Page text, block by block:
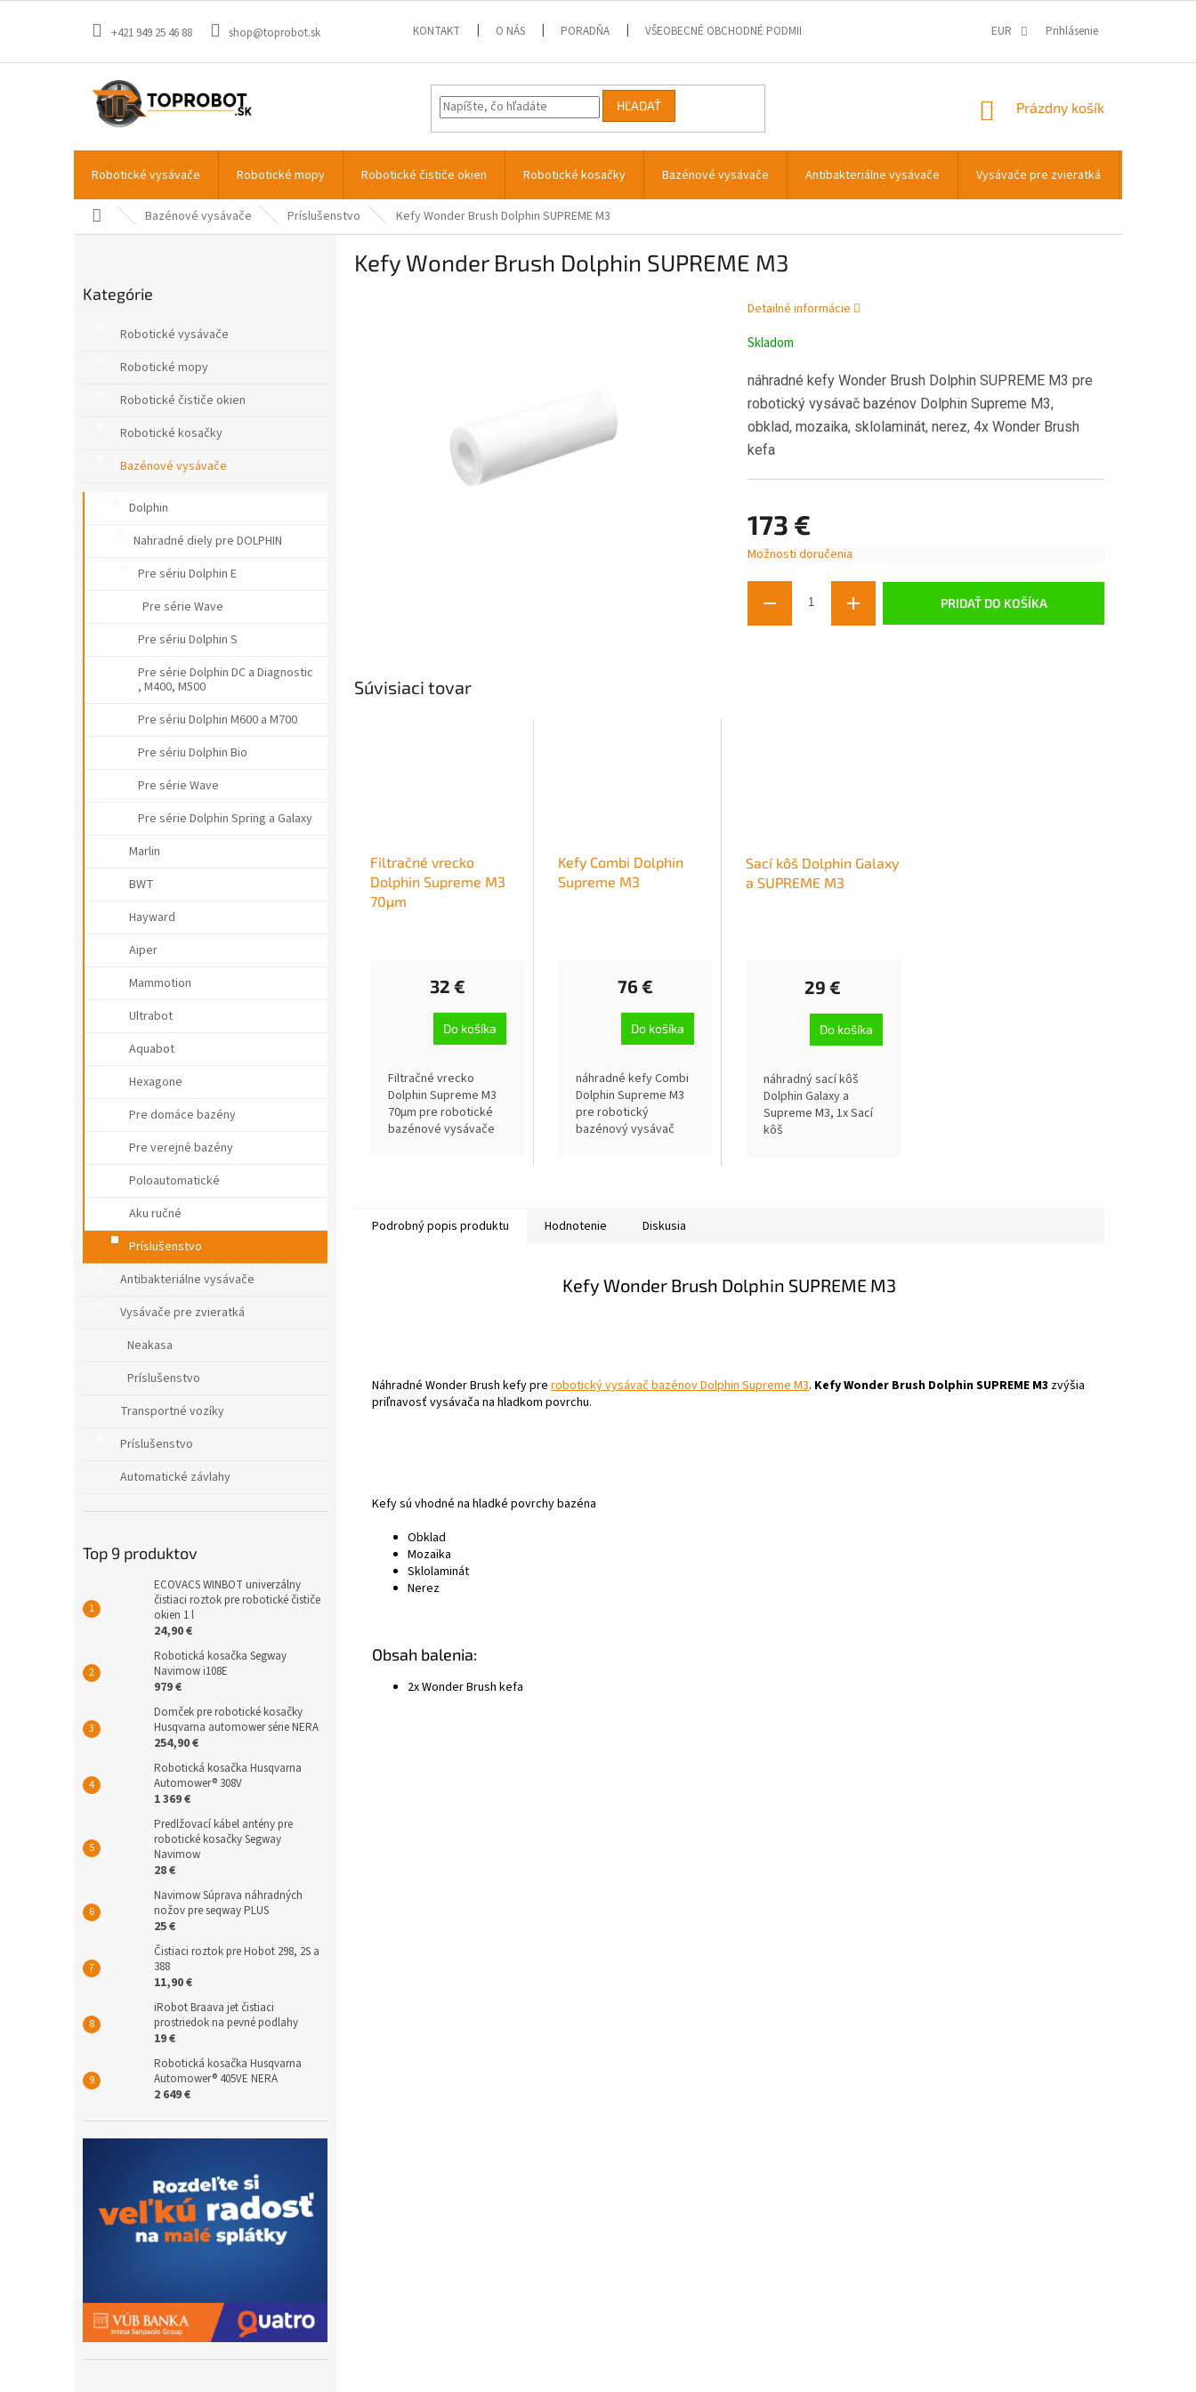
+421 949 25 46 88 shop@toprobot.sk KONTAKT O NÁS PORADŇA VŠEOBECNÉ OBCHODNÉ PODMIENKY OCHRANA OSOBNÝCH ÚDAJOV INFORMÁCIE O COOKIES
EUR Prihlásenie
HĽADAŤ
NÁKUPNÝ
Prázdny košík
Robotické vysávače Robotické mopy Robotické čističe okien Robotické kosačky Bazénové vysávače Antibakteriálne vysávače Vysávače pre zvieratká
DomovBazénové vysávače Príslušenstvo Kefy Wonder Brush Dolphin SUPREME M3
n
kategórie
Kategórie
Robotické vysávače
Robotické mopy
Robotické čističe okien
Robotické kosačky
Bazénové vysávače
Dolphin
Nahradné diely pre DOLPHIN
Pre sériu Dolphin E
Pre série Wave
Pre sériu Dolphin S
Pre série Dolphin DC a Diagnostic
, M400, M500
Pre sériu Dolphin M600 a M700
Pre sériu Dolphin Bio
Pre série Wave
Pre série Dolphin Spring a Galaxy
Marlin
BWT
Hayward
Aiper
Mammotion
Ultrabot
Aquabot
Hexagone
Pre domáce bazény
Pre verejné bazény
Poloautomatické
Aku ručné
Príslušenstvo
Antibakteriálne vysávače
Vysávače pre zvieratká
Neakasa
Príslušenstvo
Transportné vozíky
Príslušenstvo
Automatické závlahy
Top 9 produktov
ECOVACS WINBOT univerzálny
čistiaci roztok pre robotické čističe
okien 1 l
24,90 €
Robotická kosačka Segway
Navimow i108E
979 €
Domček pre robotické kosačky
Husqvarna automower série NERA
254,90 €
Robotická kosačka Husqvarna
Automower® 308V
1 369 €
Predlžovací kábel antény pre
robotické kosačky Segway
Navimow
28 €
Navimow Súprava náhradných
nožov pre seqway PLUS
25 €
Čistiaci roztok pre Hobot 298, 2S a
388
11,90 €
iRobot Braava jet čistiaci
prostriedok na pevné podlahy
19 €
Robotická kosačka Husqvarna
Automower® 405VE NERA
2 649 €
Kefy Wonder Brush Dolphin SUPREME M3
173 €
Jednotková
Skladom
Možnosti doručenia
PRIDAŤ DO KOŠÍKA
náhradné kefy Wonder Brush Dolphin SUPREME M3 pre
robotický vysávač bazénov Dolphin Supreme M3,
obklad, mozaika, sklolaminát, nerez, 4x Wonder Brush
kefa
Detailné informácie
Súvisiaci tovar
Filtračné vrecko
Dolphin Supreme M3
70µm
32 €
Do košíka
Filtračné vrecko
Dolphin Supreme M3
70µm pre robotické
bazénové vysávače
Kefy Combi Dolphin
Supreme M3
76 €
Do košíka
náhradné kefy Combi
Dolphin Supreme M3
pre robotický
bazénový vysávač
Sací kôš Dolphin Galaxy
a SUPREME M3
29 €
Do košíka
náhradný sací kôš
Dolphin Galaxy a
Supreme M3, 1x Sací
kôš
Podrobný popis produktu Hodnotenie Diskusia
Kefy Wonder Brush Dolphin SUPREME M3
Náhradné Wonder Brush kefy pre robotický vysávač bazénov Dolphin Supreme M3. Kefy Wonder Brush Dolphin SUPREME M3 zvýšia
priľnavosť vysávača na hladkom povrchu.
Kefy sú vhodné na hladké povrchy bazéna
Obklad
Mozaika
Sklolaminát
Nerez
Obsah balenia:
2x Wonder Brush kefa